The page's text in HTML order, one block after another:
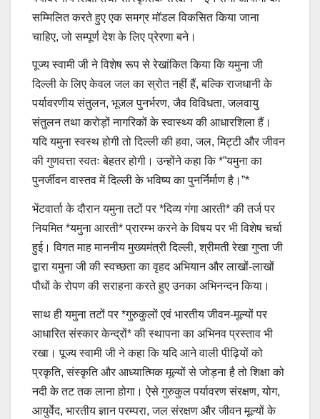
सम्मिलित करते हुए एक समग्र मॉडल विकसित किया जाना
चाहिए, जो सम्पूर्ण देश के लिए प्रेरणा बने।
पूज्य स्वामी जी ने विशेष रूप से रेखांकित किया कि यमुना जी
दिल्ली के लिए केवल जल का स्रोत नहीं हैं, बल्कि राजधानी के
पर्यावरणीय संतुलन, भूजल पुनर्भरण, जैव विविधता, जलवायु
संतुलन तथा करोड़ों नागरिकों के स्वास्थ्य की आधारशिला हैं।
यदि यमुना स्वस्थ होगी तो दिल्ली की हवा, जल, मिट्टी और जीवन
की गुणवत्ता स्वतः बेहतर होगी। उन्होंने कहा कि *”यमुना का
पुनर्जीवन वास्तव में दिल्ली के भविष्य का पुनर्निर्माण है।”*
भेंटवार्ता के दौरान यमुना तटों पर *दिव्य गंगा आरती* की तर्ज पर
नियमित *यमुना आरती* प्रारम्भ करने के विषय पर भी विशेष चर्चा
हुई। विगत माह माननीय मुख्यमंत्री दिल्ली, श्रीमती रेखा गुप्ता जी
द्वारा यमुना जी की स्वच्छता का वृहद अभियान और लाखों-लाखों
पौधों के रोपण की सराहना करते हुए उनका अभिनन्दन किया।
साथ ही यमुना तटों पर *गुरुकुलों एवं भारतीय जीवन-मूल्यों पर
आधारित संस्कार केन्द्रों* की स्थापना का अभिनव प्रस्ताव भी
रखा। पूज्य स्वामी जी ने कहा कि यदि आने वाली पीढ़ियों को
प्रकृति, संस्कृति और आध्यात्मिक मूल्यों से जोड़ना है तो शिक्षा को
नदी के तट तक लाना होगा। ऐसे गुरुकुल पर्यावरण संरक्षण, योग,
आयुर्वेद, भारतीय ज्ञान परम्परा, जल संरक्षण और जीवन मूल्यों के